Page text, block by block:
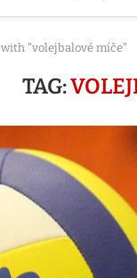
with "volejbalové míče"
TAG: